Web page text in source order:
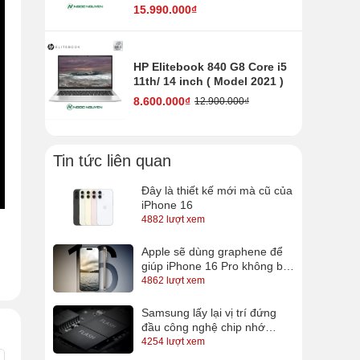
15.990.000₫
HP Elitebook 840 G8 Core i5
11th/ 14 inch ( Model 2021 )
8.600.000₫ 12.900.000₫
Tin tức liên quan
Đây là thiết kế mới mà cũ của
iPhone 16
4882 lượt xem
Apple sẽ dùng graphene để
giúp iPhone 16 Pro không bị
nóng?
4862 lượt xem
Samsung lấy lại vị trí đứng
đầu công nghệ chip nhớ
QLC, sắp có SSD 16TB cho
4254 lượt xem